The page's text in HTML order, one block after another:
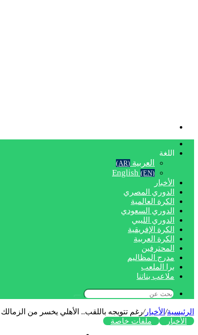
اللغة
العربية (AR)
English (EN)
الأخبار
الدوري المصري
الكرة العالمية
الدوري السعودي
الدوري الليبي
الكرة الإفريقية
الكرة العربية
المحترفين
مدرج المظاليم
برا الملعب
ملاعب بناتنا
بحث
عن
الرئيسية/ الأخبار/رغم تتويجه باللقب.. الأهلي يخسر من
الأخبار
ملفات خاصة